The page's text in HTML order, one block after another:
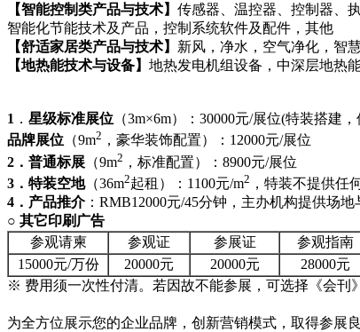
【智能控制类产品与技术】 传感器、温控器、控制器、
智能化节能技术及产品，控制系统软件及配件，其他
【舒适家居类产品与技术】 新风，净水，空气净化，智
【地热能技术与设备】 地热发电机组设备，中深层地热
1 ． 星级标准展位 （3m×6m）：30000元/展位(特装搭建
品牌展位 （9m2 ，豪华装饰配置）：12000元/展位
2．普通标展 （9m2 ，标准配置）：8900元/展位
3．特装空地（36m2起租）：1100元/m2 ，特装不提供任
4．产品推介：RMB12000元/45分钟，主办机构提供场
○ 其它印刷广告
参观请柬
参观证 参展证 参观指南
15000元/万份
20000元 20000元 28000元
※ 费用须一次性付清。若因故不能参展，可选择《会刊
为全方位展示您的企业品牌，创新营销模式，取得参展